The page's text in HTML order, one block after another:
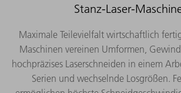
Stanz-Laser-
Maximale Teilevielfalt wirtschaftlich
Maschinen vereinen Umformen,
hochpräzises Laserschneiden in einem
Serien und wechselnde Losgrößen.